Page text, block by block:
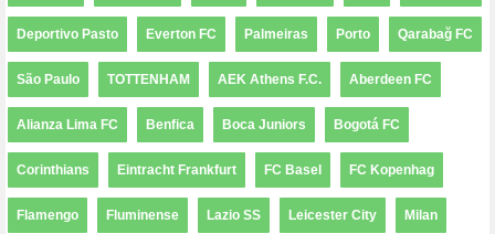
Deportivo Pasto Everton FC Palmeiras Porto Qarabağ FC
São Paulo TOTTENHAM AEK Athens F.C. Aberdeen FC
Alianza Lima FC Benfica Boca Juniors Bogotá FC
Corinthians Eintracht Frankfurt FC Basel FC Kopenhag
Flamengo Fluminense Lazio SS Leicester City Milan